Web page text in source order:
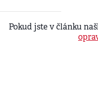
Pokud jste v článku